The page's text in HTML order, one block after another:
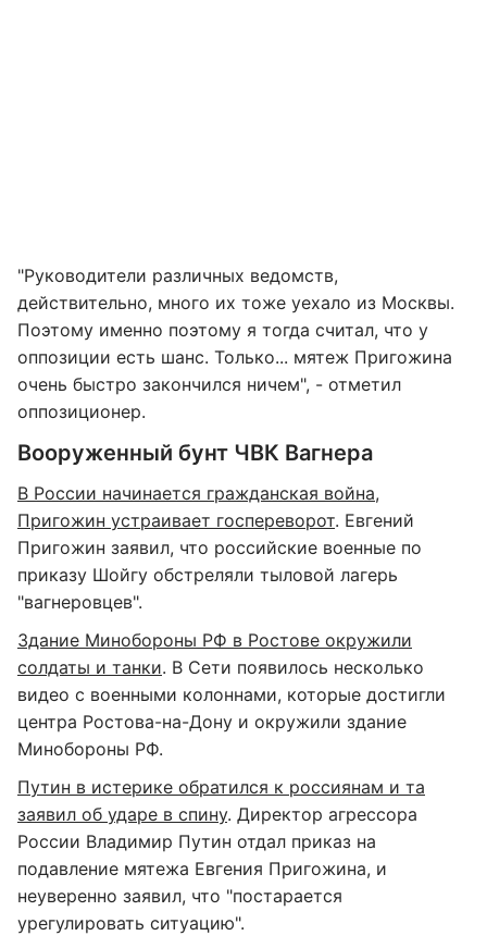
"Руководители различных ведомств,
действительно, много их тоже уехало из Москвы.
Поэтому именно поэтому я тогда считал, что у
оппозиции есть шанс. Только... мятеж Пригожина
очень быстро закончился ничем", - отметил
оппозиционер.
Вооруженный бунт ЧВК Вагнера
В России начинается гражданская война,
Пригожин устраивает госпереворот. Евгений
Пригожин заявил, что российские военные по
приказу Шойгу обстреляли тыловой лагерь
"вагнеровцев".
Здание Минобороны РФ в Ростове окружили
солдаты и танки. В Сети появилось несколько
видео с военными колоннами, которые достигли
центра Ростова-на-Дону и окружили здание
Минобороны РФ.
Путин в истерике обратился к россиянам и та
заявил об ударе в спину. Директор агрессора
России Владимир Путин отдал приказ на
подавление мятежа Евгения Пригожина, и
неуверенно заявил, что "постарается
урегулировать ситуацию".